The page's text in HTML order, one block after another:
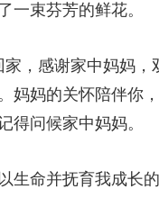
一束芬芳的鲜花。
，感谢家中妈妈，
妈妈的关怀陪伴你
得问候家中妈妈。
生命并抚育我成长